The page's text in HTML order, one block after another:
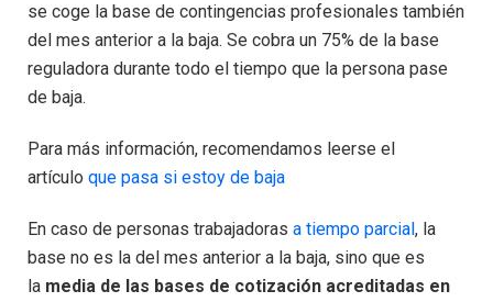
se coge la base de contingencias profesionales también
del mes anterior a la baja. Se cobra un 75% de la base
reguladora durante todo el tiempo que la persona pase
de baja.
Para más información, recomendamos leerse el
artículo que pasa si estoy de baja
En caso de personas trabajadoras a tiempo parcial, la
base no es la del mes anterior a la baja, sino que es
la media de las bases de cotización acreditadas en